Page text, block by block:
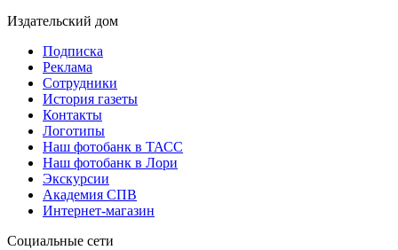
Издательский дом
Подписка
Реклама
Сотрудники
История газеты
Контакты
Логотипы
Наш фотобанк в ТАСС
Наш фотобанк в Лори
Экскурсии
Академия СПВ
Интернет-магазин
Социальные сети